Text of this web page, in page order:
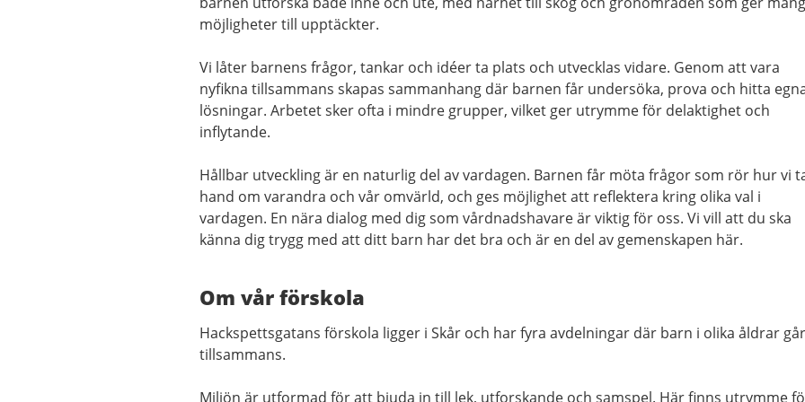
möjligheter till upptäckter.
Vi låter barnens frågor, tankar och idéer ta plats och utvecklas vidare. Genom att vara
nyfikna tillsammans skapas sammanhang där barnen får undersöka, prova och hitta
lösningar. Arbetet sker ofta i mindre grupper, vilket ger utrymme för delaktighet och
inflytande.
Hållbar utveckling är en naturlig del av vardagen. Barnen får möta frågor som rör hur vi
hand om varandra och vår omvärld, och ges möjlighet att reflektera kring olika val i
vardagen. En nära dialog med dig som vårdnadshavare är viktig för oss. Vi vill att du ska
känna dig trygg med att ditt barn har det bra och är en del av gemenskapen här.
Om vår förskola
Hackspettsgatans förskola ligger i Skår och har fyra avdelningar där barn i olika åldrar går
tillsammans.
Miljön är utformad för att bjuda in till lek, utforskande och samspel. Här finns utrymme